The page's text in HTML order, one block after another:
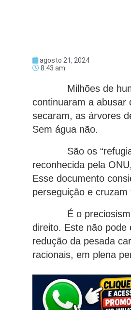
agosto 21, 2024
8:43 am
Milhões de
continuaram a abusar
secaram, as árvores
Sem água não.
São os
reconhecida pela
Esse documento
perseguição e
É o preciosismo
direito. Este não pode
redução da pesada
racionais, em plena